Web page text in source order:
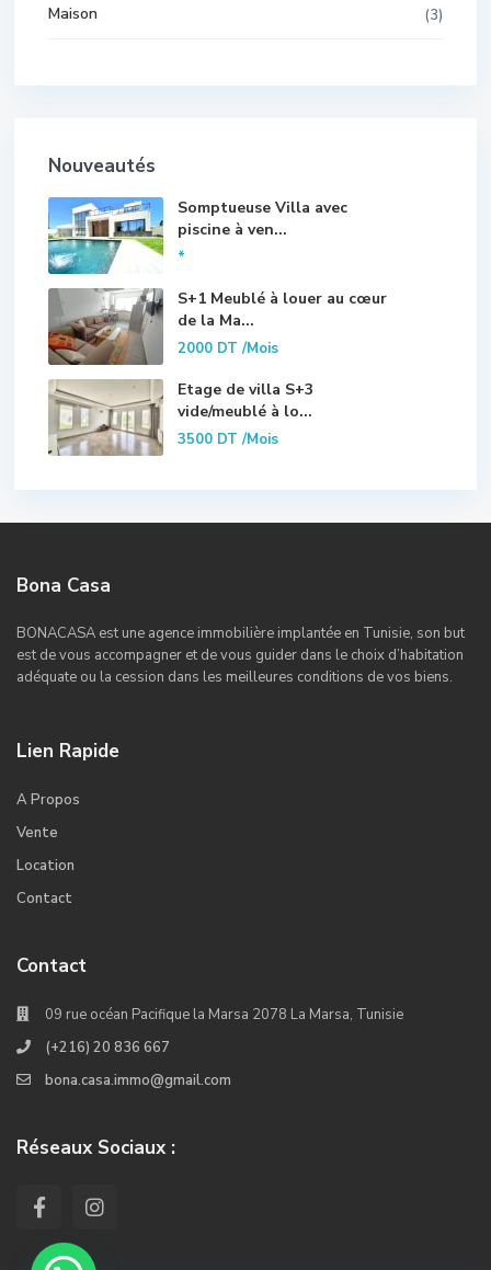
Maison (3)
Nouveautés
Somptueuse Villa avec
piscine à ven...
*
S+1 Meublé à louer au cœur
de la Ma...
2000 DT/Mois
Etage de villa S+3
vide/meublé à lo...
3500 DT/Mois
Bona Casa
BONACASA est une agence immobilière implantée en Tunisie, son but
est de vous accompagner et de vous guider dans le choix d’habitation
adéquate ou la cession dans les meilleures conditions de vos biens.
Lien Rapide
A Propos
Vente
Location
Contact
Contact
09 rue océan Pacifique la Marsa 2078 La Marsa, Tunisie
(+216) 20 836 667
bona.casa.immo@gmail.com
Réseaux Sociaux :